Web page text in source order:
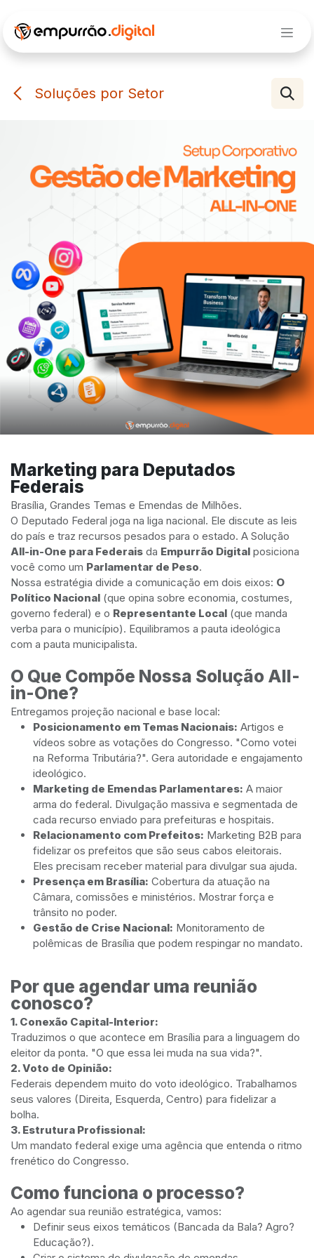
Soluções por Setor
Marketing para Deputados
Federais
Brasília, Grandes Temas e Emendas de Milhões.
O Deputado Federal joga na liga nacional. Ele discute as leis
do país e traz recursos pesados para o estado. A Solução
All-in-One para Federais da Empurrão Digital posiciona
você como um Parlamentar de Peso.
Nossa estratégia divide a comunicação em dois eixos: O
Político Nacional (que opina sobre economia, costumes,
governo federal) e o Representante Local (que manda
verba para o município). Equilibramos a pauta ideológica
com a pauta municipalista.
O Que Compõe Nossa Solução All-
in-One?
Entregamos projeção nacional e base local:
Posicionamento em Temas Nacionais: Artigos e
vídeos sobre as votações do Congresso. "Como votei
na Reforma Tributária?". Gera autoridade e engajamento
ideológico.
Marketing de Emendas Parlamentares: A maior
arma do federal. Divulgação massiva e segmentada de
cada recurso enviado para prefeituras e hospitais.
Relacionamento com Prefeitos: Marketing B2B para
fidelizar os prefeitos que são seus cabos eleitorais.
Eles precisam receber material para divulgar sua ajuda.
Presença em Brasília: Cobertura da atuação na
Câmara, comissões e ministérios. Mostrar força e
trânsito no poder.
Gestão de Crise Nacional: Monitoramento de
polêmicas de Brasília que podem respingar no mandato.
Por que agendar uma reunião
conosco?
1. Conexão Capital-Interior:
Traduzimos o que acontece em Brasília para a linguagem do
eleitor da ponta. "O que essa lei muda na sua vida?".
2. Voto de Opinião:
Federais dependem muito do voto ideológico. Trabalhamos
seus valores (Direita, Esquerda, Centro) para fidelizar a
bolha.
3. Estrutura Profissional:
Um mandato federal exige uma agência que entenda o ritmo
frenético do Congresso.
Como funciona o processo?
Ao agendar sua reunião estratégica, vamos:
Definir seus eixos temáticos (Bancada da Bala? Agro?
Educação?).